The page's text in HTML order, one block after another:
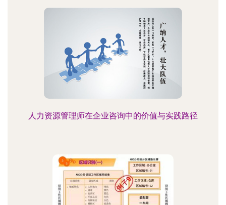
人力资源管理师在企业咨询中的价值与实践路径